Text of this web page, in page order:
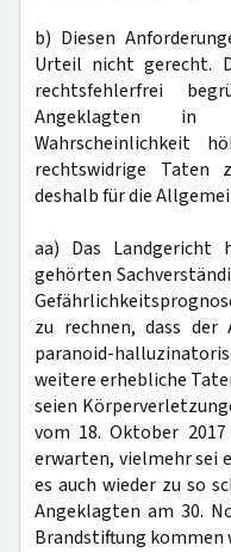
b) Diesen
Urteil nicht gerecht.
rechtsfehlerfrei
Angeklagten
Wahrscheinlichkeit
rechtswidrige Taten
deshalb für die
aa) Das Landgericht
gehörten
zu rechnen, dass der
paranoid-
weitere erhebliche
seien
vom 18. Oktober
erwarten, vielmehr sei
es auch wieder zu so
Angeklagten am 30.
Brandstiftung kommen